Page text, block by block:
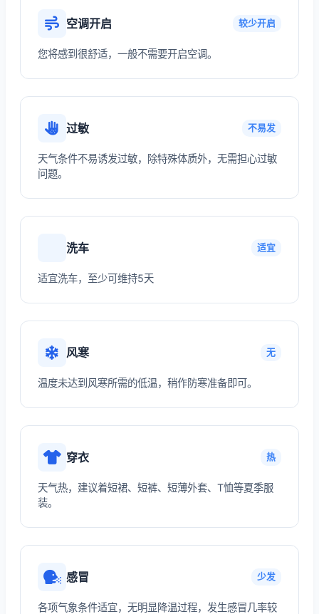
空调开启 较少开启
您将感到很舒适，一般不需要开启空调。
过敏 不易发
天气条件不易诱发过敏，除特殊体质外，无需担心过敏
问题。
洗车 适宜
适宜洗车，至少可维持5天
风寒 无
温度未达到风寒所需的低温，稍作防寒准备即可。
穿衣 热
天气热，建议着短裙、短裤、短薄外套、T恤等夏季服
装。
感冒 少发
各项气象条件适宜，无明显降温过程，发生感冒几率较